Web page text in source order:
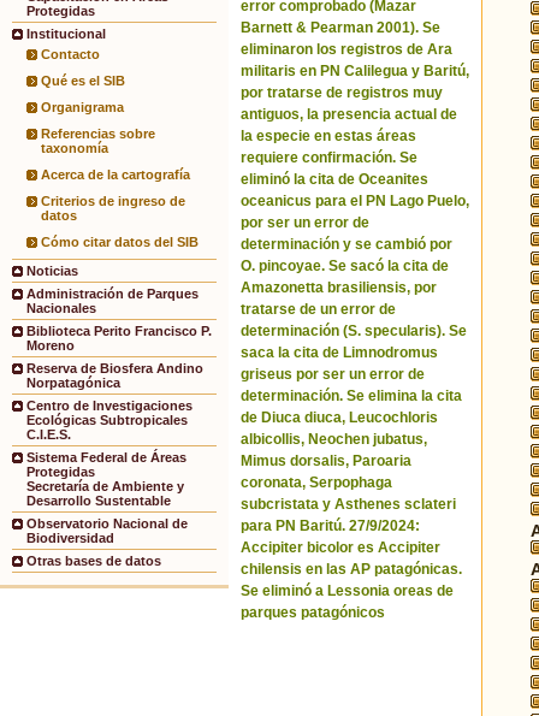
Protegidas
Institucional
Contacto
Qué es el SIB
Organigrama
Referencias sobre
taxonomía
Acerca de la cartografía
Criterios de ingreso de
datos
Cómo citar datos del SIB
Noticias
Administración de Parques
Nacionales
Biblioteca Perito Francisco P.
Moreno
Reserva de Biosfera Andino
Norpatagónica
Centro de Investigaciones
Ecológicas Subtropicales
C.I.E.S.
Sistema Federal de Áreas
Protegidas
Secretaría de Ambiente y
Desarrollo Sustentable
Observatorio Nacional de
Biodiversidad
Otras bases de datos
error comprobado (Mazar
Barnett & Pearman 2001). Se
eliminaron los registros de Ara
militaris en PN Calilegua y Baritú,
por tratarse de registros muy
antiguos, la presencia actual de
la especie en estas áreas
requiere confirmación. Se
eliminó la cita de Oceanites
oceanicus para el PN Lago Puelo,
por ser un error de
determinación y se cambió por
O. pincoyae. Se sacó la cita de
Amazonetta brasiliensis, por
tratarse de un error de
determinación (S. specularis). Se
saca la cita de Limnodromus
griseus por ser un error de
determinación. Se elimina la cita
de Diuca diuca, Leucochloris
albicollis, Neochen jubatus,
Mimus dorsalis, Paroaria
coronata, Serpophaga
subcristata y Asthenes sclateri
para PN Baritú. 27/9/2024:
Accipiter bicolor es Accipiter
chilensis en las AP patagónicas.
Se eliminó a Lessonia oreas de
parques patagónicos